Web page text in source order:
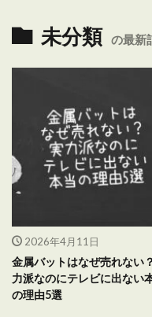
未分類 の最新
2026年4月11日
金属バットはなぜ売れない
力派なのにテレビに出ない
の理由5選